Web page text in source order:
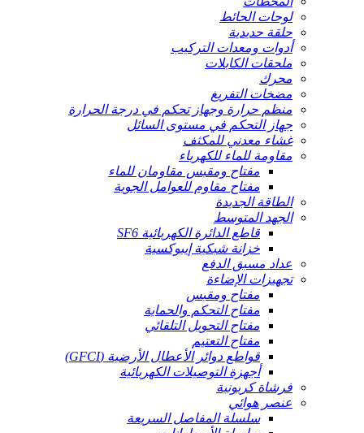
لوحات الحائط
حلقة حديدية
أدوات ومعدات التركيب
ملحقات الكابلات
محرك
مضخات التفريغ
منظم حرارة وجهاز تحكم في درجة الحرارة
جهاز التحكم في مستوى السائل
غشاء معدني للمكثف
مقاومة للماء للكهرباء
مفتاح ومقبس مقاومان للماء
مفتاح مقاوم للعوامل الجوية
الطاقة الجديدة
الجهد المتوسط
قاطع الدائرة الكهربائية SF6
خزانة شبكية إيبوكسية
عداد مسبق الدفع
تجهيزات الإضاءة
مفتاح ومقبس
مفتاح التحكم والحماية
مفتاح التحويل التلقائي
مفتاح التعتيم
قواطع دوائر الأعطال الأرضية (GFCI)
أجهزة التوصيلات الكهربائية
فرشاة كربونية
عنصر هوائي
سلسلة المفاصل السريعة